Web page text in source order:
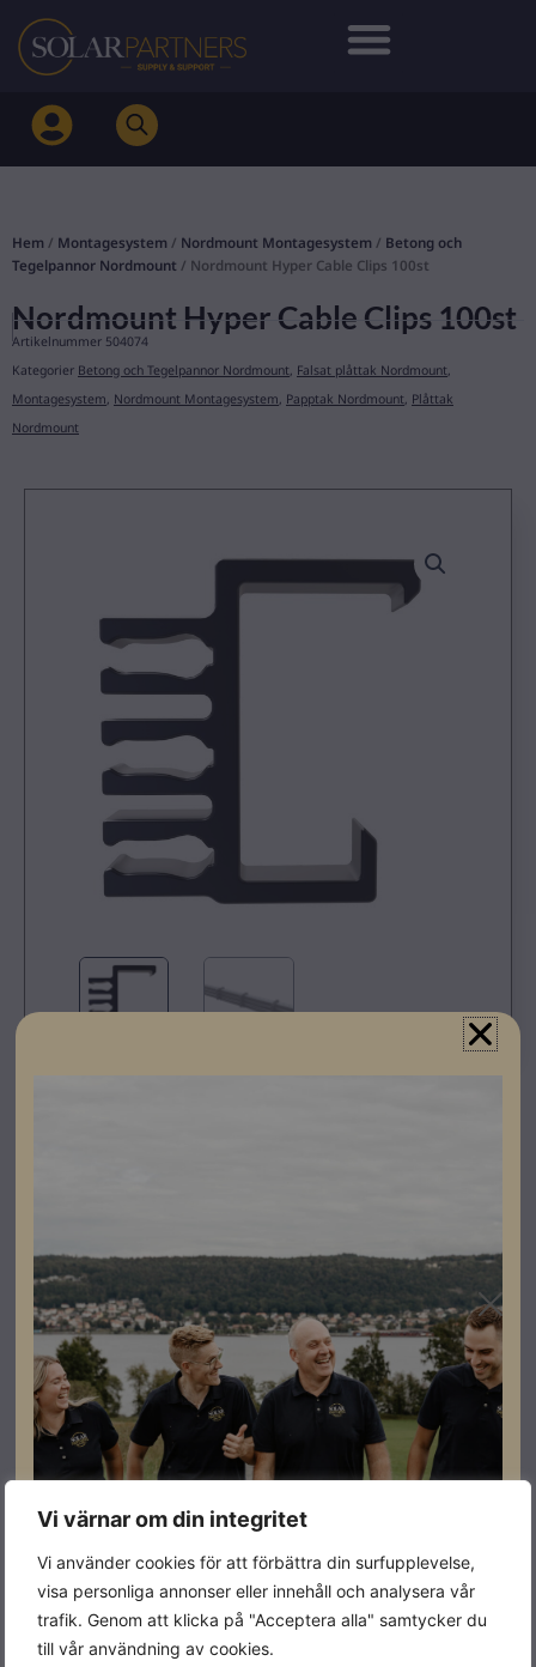
Vi värnar om din integritet
Vi använder cookies för att förbättra din surfupplevelse,
visa personliga annonser eller innehåll och analysera vår
trafik. Genom att klicka på "Acceptera alla" samtycker du
till vår användning av cookies.
Hoppa
innehåll
Hem / Montagesystem / Nordmount Montagesystem / Betong och
Tegelpannor Nordmount / Nordmount Hyper Cable Clips 100st
Nordmount Hyper Cable Clips 100st
Artikelnummer 504074
Kategorier Betong och Tegelpannor Nordmount, Falsat plåttak Nordmount,
Montagesystem, Nordmount Montagesystem, Papptak Nordmount, Plåttak
Nordmount
passa perfekt till NM Hyper Rail med markeringar i
skenan för rätt cc-mått. Optimal lösning för att slippa
använda buntband.
Levereras 100st per förpackning.
Produktgaranti 30 år